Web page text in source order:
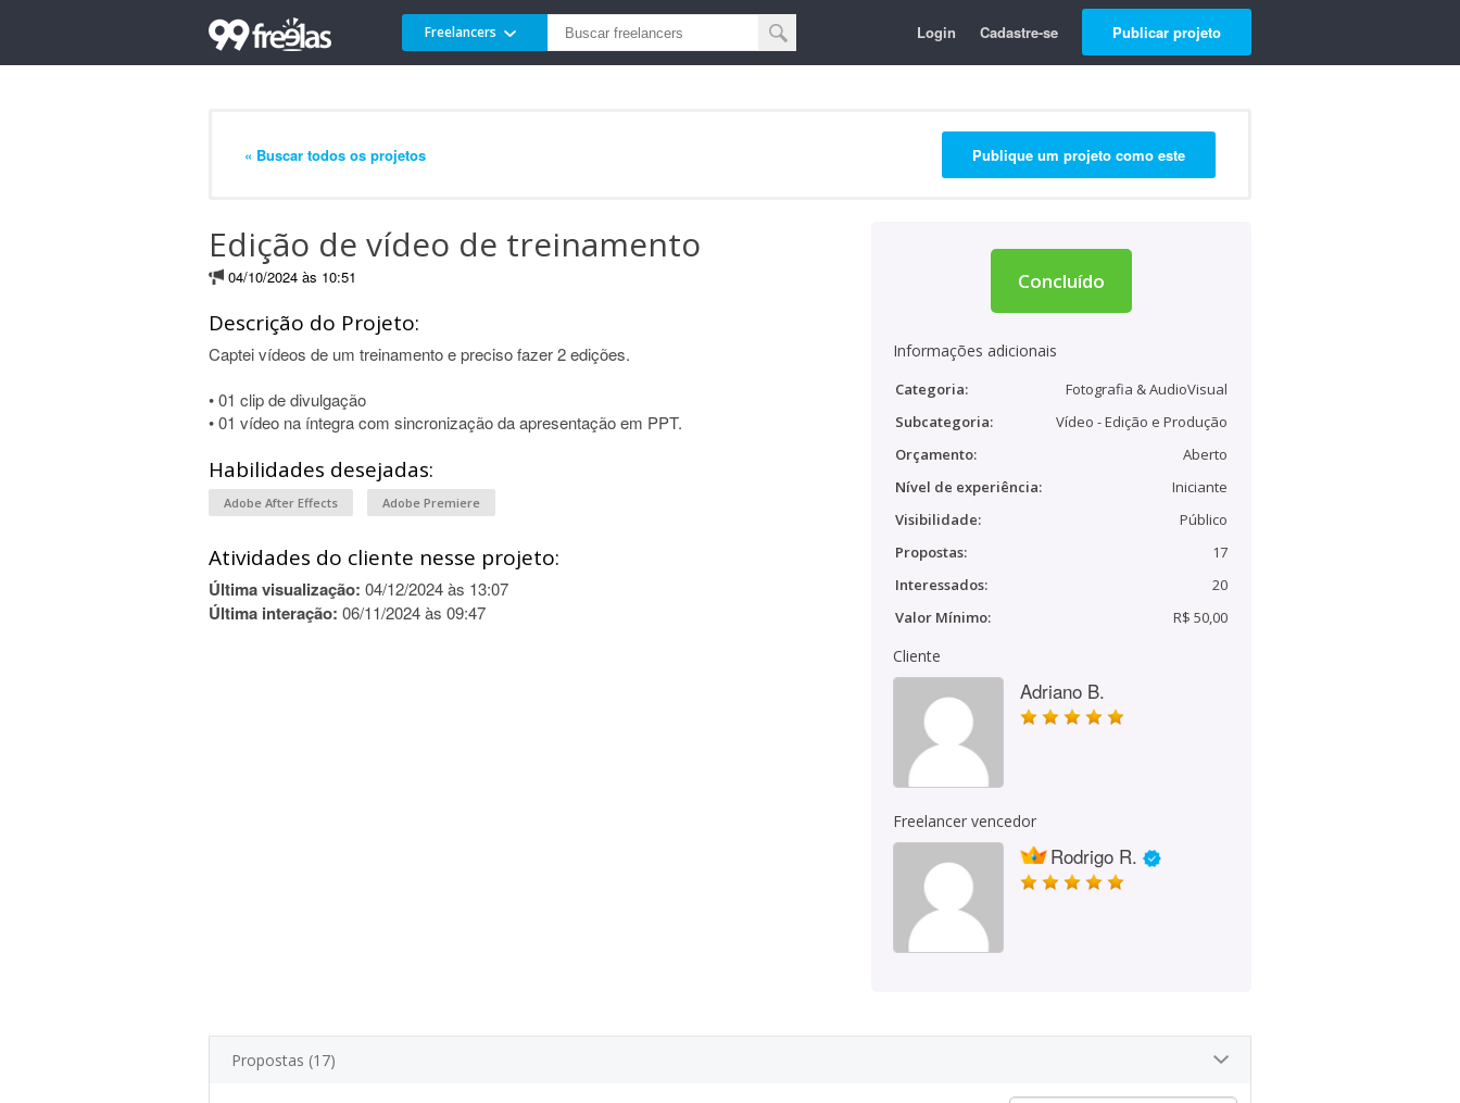
Freelancers Login Cadastre-se Publicar projeto
« Buscar todos os projetos Publique um projeto como este
Edição de vídeo de treinamento
04/10/2024 às 10:51
Descrição do Projeto:
Captei vídeos de um treinamento e preciso fazer 2 edições.
• 01 clip de divulgação
• 01 vídeo na íntegra com sincronização da apresentação em PPT.
Habilidades desejadas:
Adobe After Effects Adobe Premiere
Atividades do cliente nesse projeto:
Última visualização: 04/12/2024 às 13:07
Última interação: 06/11/2024 às 09:47
Concluído
Informações adicionais
Categoria:
Fotografia & AudioVisual
Subcategoria:
Vídeo - Edição e Produção
Orçamento:
Aberto
Nível de experiência:
Iniciante
Visibilidade:
Público
Propostas:
17
Interessados:
20
Valor Mínimo:
R$ 50,00
Cliente
Adriano B.
Freelancer vencedor
Rodrigo R.
Propostas (17)